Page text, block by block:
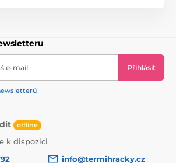
e-mail Přihlásit
offline
k dispozici
info@termihracky.cz